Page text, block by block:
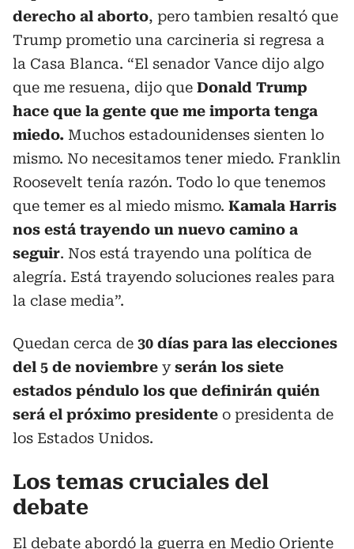
derecho al aborto, pero tambien resaltó que
Trump prometio una carcineria si regresa a
la Casa Blanca. “El senador Vance dijo algo
que me resuena, dijo que Donald Trump
hace que la gente que me importa tenga
miedo. Muchos estadounidenses sienten lo
mismo. No necesitamos tener miedo. Franklin
Roosevelt tenía razón. Todo lo que tenemos
que temer es al miedo mismo. Kamala Harris
nos está trayendo un nuevo camino a
seguir. Nos está trayendo una política de
alegría. Está trayendo soluciones reales para
la clase media”.
Quedan cerca de 30 días para las elecciones
del 5 de noviembre yserán los siete
estados péndulo los que definirán quién
será el próximo presidente o presidenta de
los Estados Unidos.
Los temas cruciales del
debate
El debate abordó la guerra en Medio Oriente